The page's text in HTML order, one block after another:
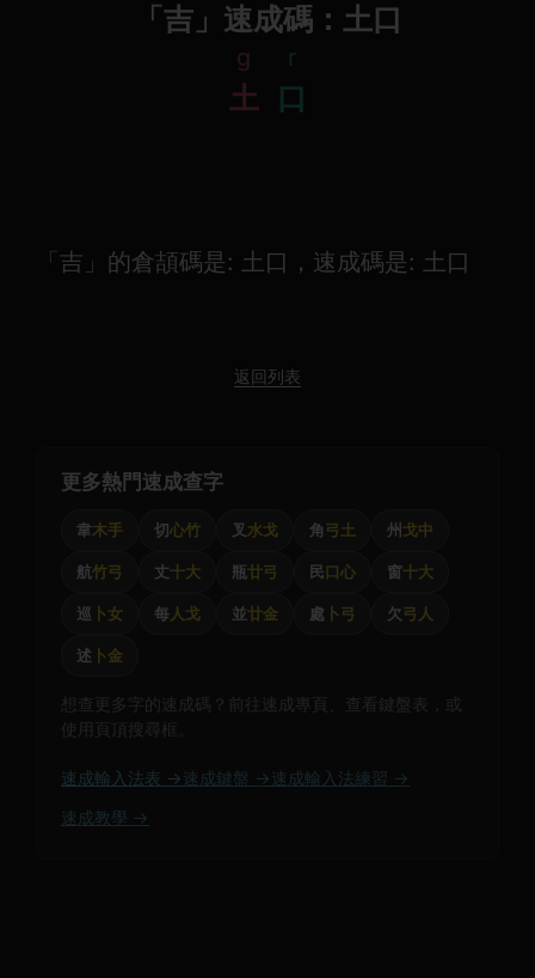
「吉」速成碼：土口
g
土
r
口
「吉」的倉頡碼是: 土口，速成碼是: 土口
返回列表
更多熱門速成查字
韋木手 切心竹 叉 水戈 角弓土 州 戈中
航竹弓 丈十大 瓶廿弓 民口心 窗十大
巡 卜女 每人戈 並廿金 處 卜弓 欠弓人
述 卜金
想查更多字的速成碼？前往速成專頁、查看鍵盤表，或
使用頁頂搜尋框。
速成輸入法表 → 速成鍵盤 → 速成輸入法練習 →
速成教學 →